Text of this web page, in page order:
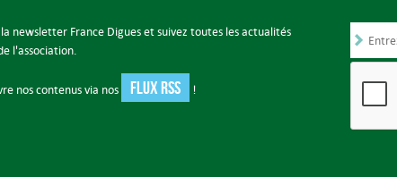
newsletter France Digues et suivez toutes les actualités
l'association.
nos contenus via nos FLUX RSS !